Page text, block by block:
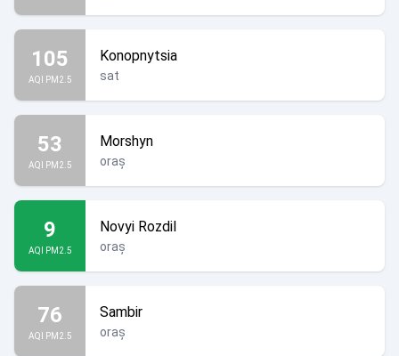
105
AQI PM2.5
Konopnytsia
sat
53
AQI PM2.5
Morshyn
oraș
9
AQI PM2.5
Novyi Rozdil
oraș
76
AQI PM2.5
Sambir
oraș